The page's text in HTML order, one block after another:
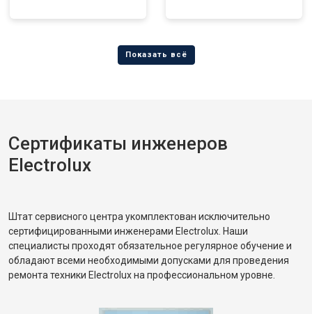
Сертификаты инженеров
Electrolux
Штат сервисного центра укомплектован исключительно
сертифицированными инженерами Electrolux. Наши
специалисты проходят обязательное регулярное обучение и
обладают всеми необходимыми допусками для проведения
ремонта техники Electrolux на профессиональном уровне.